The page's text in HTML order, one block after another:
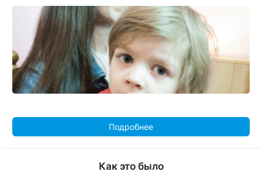
Подробнее
Как это было